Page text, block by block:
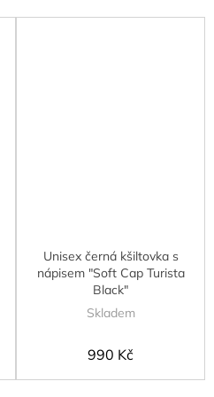
Unisex černá kšiltovka s
nápisem "Soft Cap Turista
Black"
Skladem
990 Kč